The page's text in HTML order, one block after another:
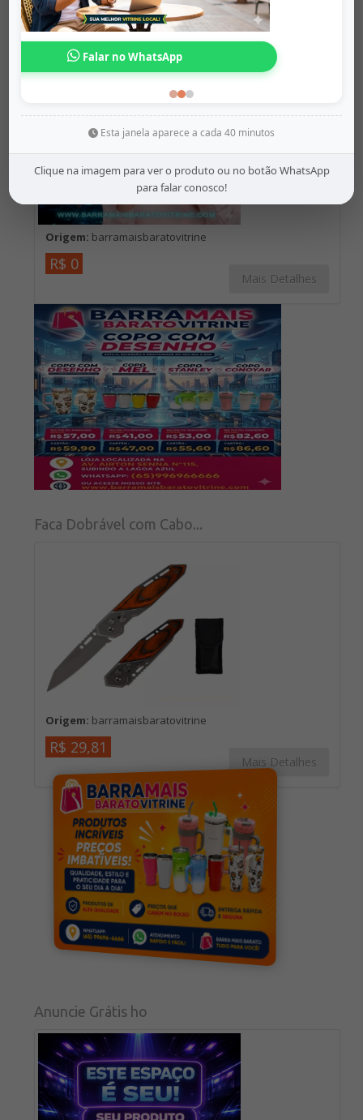
Falar no WhatsApp
Esta janela aparece a cada 40 minutos
Clique na imagem para ver o produto ou no botão WhatsApp
para falar conosco!
Anuncio Relacionados
Anuncie Grátis ag
Origem: barramaisbaratovitrine
R$ 0
Mais Detalhes
Faca Dobrável com Cabo...
Origem: barramaisbaratovitrine
R$ 29,81
Mais Detalhes
Anuncie Grátis ho